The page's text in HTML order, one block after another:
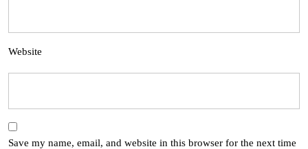
Website
Save my name, email, and website in this browser for the next time